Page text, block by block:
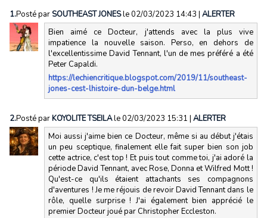
1.Posté par SOUTHEAST JONESle 02/03/2023 14:43 | ALERTER
Bien aimé ce Docteur, j'attends avec la plus vive
impatience la nouvelle saison. Perso, en dehors de
l'excellentissime David Tennant, l'un de mes préféré a été
Peter Capaldi.
https://lechiencritique.blogspot.com/2019/11/southeast-
jones-cest-lhistoire-dun-belge.html
2.Posté parKOYOLITE TSEILAle 02/03/2023 15:31 | ALERTER
Moi aussi j'aime bien ce Docteur, même si au début j'étais
un peu sceptique, finalement elle fait super bien son job
cette actrice, c'est top ! Et puis tout comme toi, j'ai adoré la
période David Tennant, avec Rose, Donna et Wilfred Mott !
Qu'est-ce qu'ils étaient attachants ses compagnons
d'aventures ! Je me réjouis de revoir David Tennant dans le
rôle, quelle surprise ! J'ai également bien apprécié le
premier Docteur joué par Christopher Eccleston.